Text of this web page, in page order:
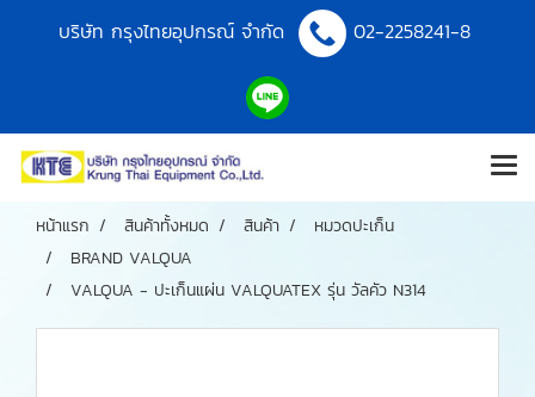
บริษัท กรุงไทยอุปกรณ์ จำกัด 02-2258241-8
หน้าแรก สินค้าทั้งหมด สินค้า
หมวดปะเก็น
BRAND VALQUA
VALQUA - ปะเก็นแผ่น VALQUATEX รุ่น วัลคัว N314